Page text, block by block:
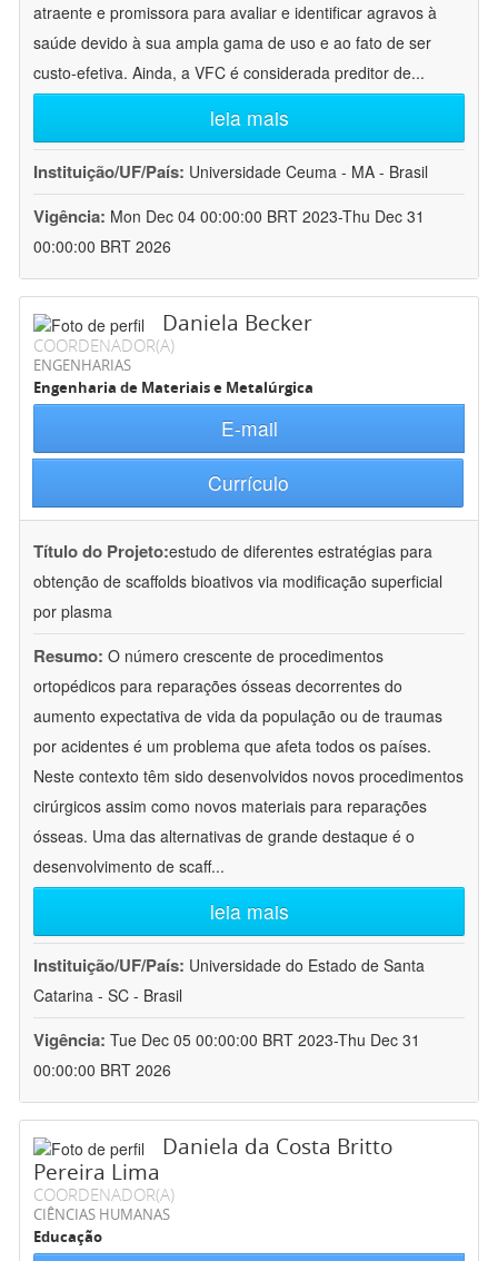
atraente e promissora para avaliar e identificar agravos à
saúde devido à sua ampla gama de uso e ao fato de ser
custo-efetiva. Ainda, a VFC é considerada preditor de...
leia mais
Instituição/UF/País: Universidade Ceuma - MA - Brasil
Vigência: Mon Dec 04 00:00:00 BRT 2023-Thu Dec 31
00:00:00 BRT 2026
Daniela Becker
COORDENADOR(A)
ENGENHARIAS
Engenharia de Materiais e Metalúrgica
E-mail
Currículo
Título do Projeto:estudo de diferentes estratégias para
obtenção de scaffolds bioativos via modificação superficial
por plasma
Resumo: O número crescente de procedimentos
ortopédicos para reparações ósseas decorrentes do
aumento expectativa de vida da população ou de traumas
por acidentes é um problema que afeta todos os países.
Neste contexto têm sido desenvolvidos novos procedimentos
cirúrgicos assim como novos materiais para reparações
ósseas. Uma das alternativas de grande destaque é o
desenvolvimento de scaff...
leia mais
Instituição/UF/País: Universidade do Estado de Santa
Catarina - SC - Brasil
Vigência: Tue Dec 05 00:00:00 BRT 2023-Thu Dec 31
00:00:00 BRT 2026
Daniela da Costa Britto
Pereira Lima
COORDENADOR(A)
CIÊNCIAS HUMANAS
Educação